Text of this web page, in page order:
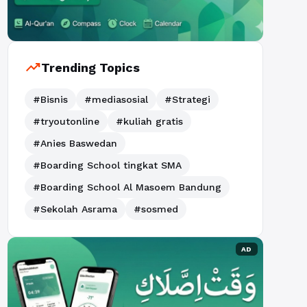
trending_upTrending Topics
#Bisnis #mediasosial
#Strategi
#tryoutonline
#kuliah gratis
#Anies Baswedan
#Boarding School tingkat SMA
#Boarding School Al Masoem Bandung
#Sekolah Asrama
#sosmed
AD